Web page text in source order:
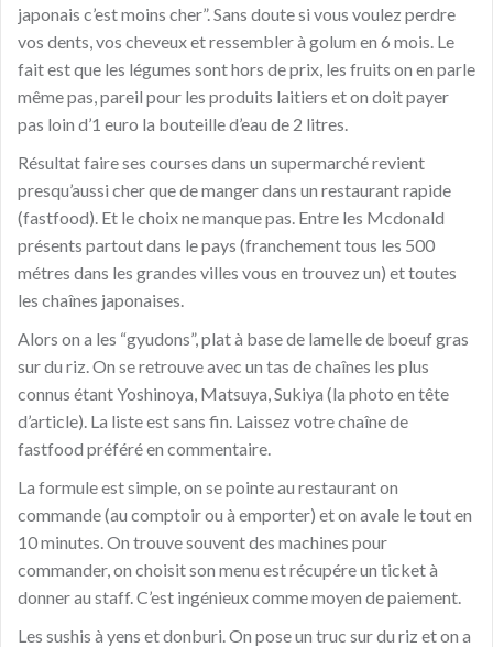
japonais c’est moins cher”. Sans doute si vous voulez perdre
vos dents, vos cheveux et ressembler à golum en 6 mois. Le
fait est que les légumes sont hors de prix, les fruits on en parle
même pas, pareil pour les produits laitiers et on doit payer
pas loin d’1 euro la bouteille d’eau de 2 litres.
Résultat faire ses courses dans un supermarché revient
presqu’aussi cher que de manger dans un restaurant rapide
(fastfood). Et le choix ne manque pas. Entre les Mcdonald
présents partout dans le pays (franchement tous les 500
métres dans les grandes villes vous en trouvez un) et toutes
les chaînes japonaises.
Alors on a les “gyudons”, plat à base de lamelle de boeuf gras
sur du riz. On se retrouve avec un tas de chaînes les plus
connus étant Yoshinoya, Matsuya, Sukiya (la photo en tête
d’article). La liste est sans fin. Laissez votre chaîne de
fastfood préféré en commentaire.
La formule est simple, on se pointe au restaurant on
commande (au comptoir ou à emporter) et on avale le tout en
10 minutes. On trouve souvent des machines pour
commander, on choisit son menu est récupére un ticket à
donner au staff. C’est ingénieux comme moyen de paiement.
Les sushis à yens et donburi. On pose un truc sur du riz et on a